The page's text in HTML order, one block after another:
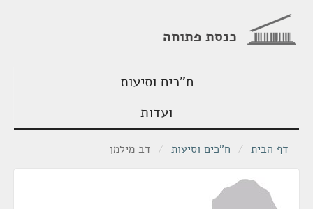
כנסת פתוחה
ח"כים וסיעות
ועדות
דף הבית / ח"כים וסיעות / דב מילמן